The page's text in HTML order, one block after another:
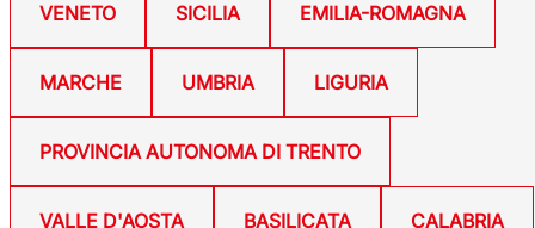
VENETO SICILIA EMILIA-ROMAGNA
MARCHE UMBRIA LIGURIA
PROVINCIA AUTONOMA DI TRENTO
VALLE D'AOSTA BASILICATA CALABRIA